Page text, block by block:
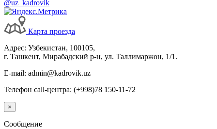
@uz_kadrovik
Карта проезда
Адрес: Узбекистан, 100105,
г. Ташкент, Мирабадский р-н, ул. Таллимаржон, 1/1.
E-mail: admin@kadrovik.uz
Телефон call-центра: (+998)78 150-11-72
×
Сообщение